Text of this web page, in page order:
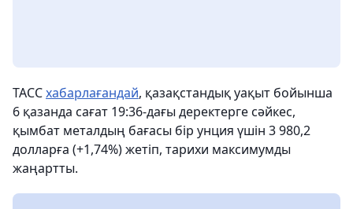
ТАССхабарлағандай, қазақстандық уақыт бойынша
6 қазанда сағат 19:36-дағы деректерге сәйкес,
қымбат металдың бағасы бір унция үшін 3 980,2
долларға (+1,74%) жетіп, тарихи максимумды
жаңартты.